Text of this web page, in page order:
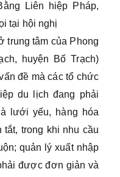
Liên hiệp Pháp,
tại hội nghị
trung tâm của Phong
huyện Bố Trạch)
đề mà các tổ chức
du lịch đang phải
lưới yếu, hàng hóa
tắt, trong khi nhu cầu
quản lý xuất nhập
được đơn giản và